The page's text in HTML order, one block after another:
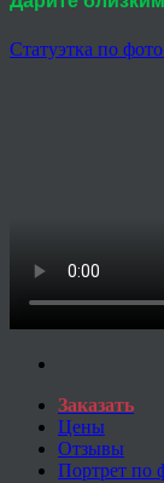
Статуэтка по
Заказать
Цены
Отзывы
Портрет по